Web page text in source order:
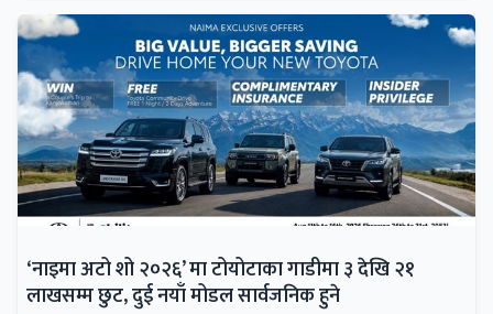
‘नाइमा अटो शो २०२६’ मा टोयोटाका गाडीमा ३ देखि २१
लाखसम्म छुट, दुई नयाँ मोडल सार्वजनिक हुने